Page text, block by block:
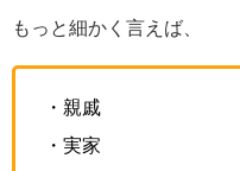
もっと細かく言えば、
・親戚
・実家